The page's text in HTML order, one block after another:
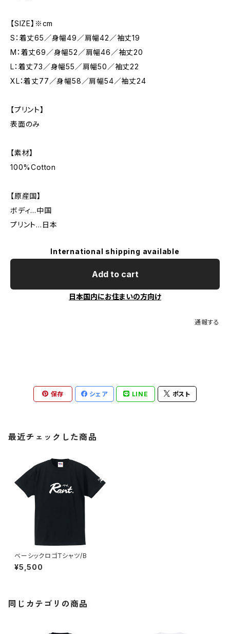
【SIZE】※cm
S：着丈65／身幅49／肩幅42／袖丈19
M：着丈69／身幅52／肩幅46／袖丈20
L：着丈73／身幅55／肩幅50／袖丈22
XL：着丈77／身幅58／肩幅54／袖丈24
【プリント】
表面のみ
【素材】
100%Cotton
【原産国】
ボディ…中国
プリント…日本
International shipping available
Add to cart
日本国内にお住まいの方向け
通報する
保存 シェア LINE ポスト
最近チェックした商品
ベーシックロゴTシャツ/B
¥5,500
同じカテゴリの商品